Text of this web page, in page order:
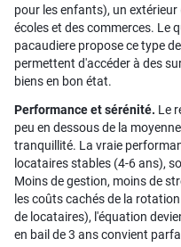
pour les enfants), un
écoles et des commerces. Le
pacaudiere propose ce type
permettent d'accéder à des
biens en bon état.
Performance et sérénité. Le
peu en dessous de la
tranquillité. La vraie
locataires stables (4-6 ans),
Moins de gestion, moins de
les coûts cachés de la
de locataires), l'équation
en bail de 3 ans convient